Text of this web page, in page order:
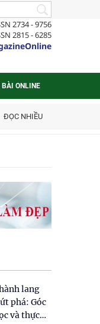
2734 - 9756
2815 - 6285
BÀI ONLINE
ĐỌC NHIỀU
lang
phá: Góc
và thực